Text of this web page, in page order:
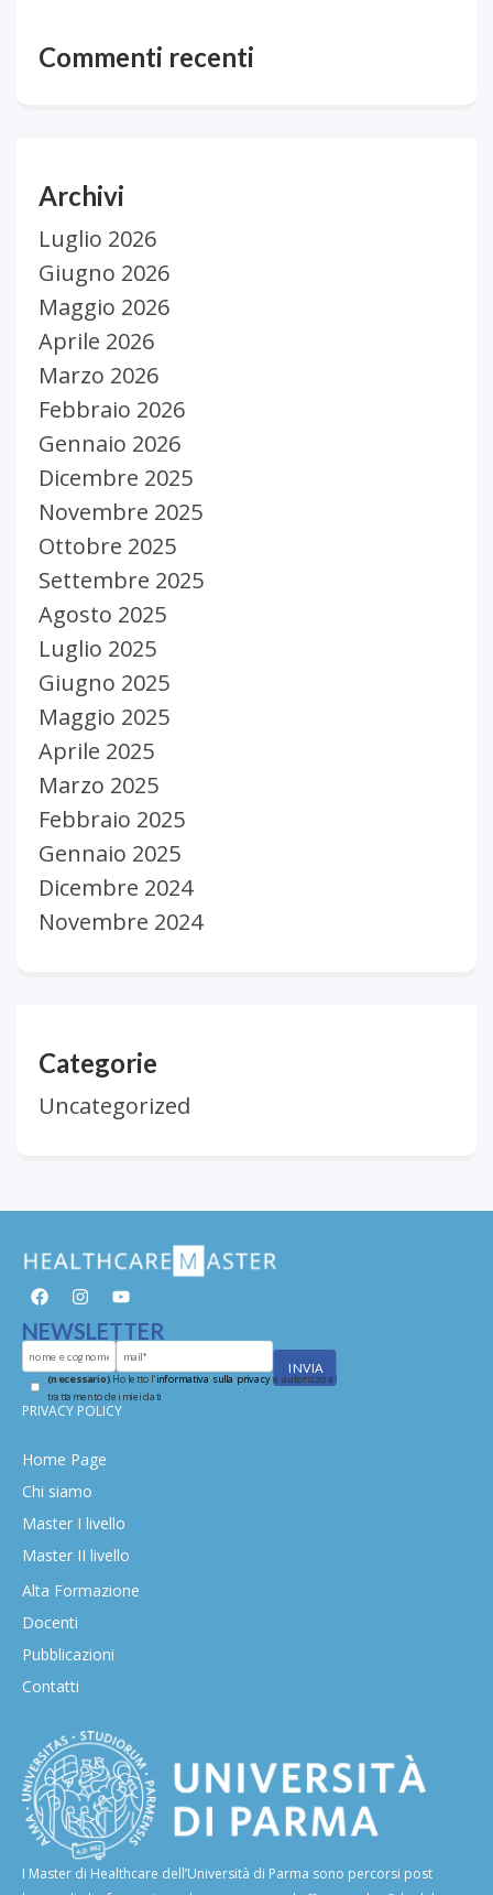
Commenti recenti
Archivi
Luglio 2026
Giugno 2026
Maggio 2026
Aprile 2026
Marzo 2026
Febbraio 2026
Gennaio 2026
Dicembre 2025
Novembre 2025
Ottobre 2025
Settembre 2025
Agosto 2025
Luglio 2025
Giugno 2025
Maggio 2025
Aprile 2025
Marzo 2025
Febbraio 2025
Gennaio 2025
Dicembre 2024
Novembre 2024
Categorie
Uncategorized
NEWSLETTER
(necessario) Ho letto l'informativa sulla privacye autorizzo al
trattamento dei miei dati
PRIVACY POLICY
Home Page
Chi siamo
Master I livello
Master II livello
Alta Formazione
Docenti
Pubblicazioni
Contatti
I Master di Healthcare dell’Università di Parma sono percorsi post